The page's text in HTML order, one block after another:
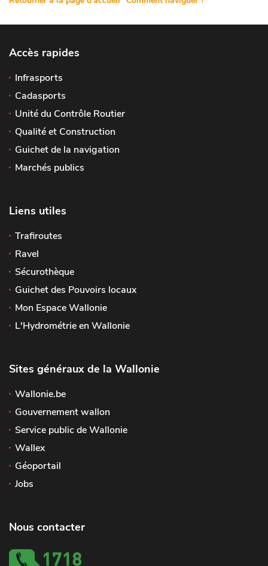
Accès rapides
Infrasports
Cadasports
Unité du Contrôle Routier
Qualité et Construction
Guichet de la navigation
Marchés publics
Liens utiles
Trafiroutes
Ravel
Sécurothèque
Guichet des Pouvoirs locaux
Mon Espace Wallonie
L'Hydrométrie en Wallonie
Sites généraux de la Wallonie
Wallonie.be
Gouvernement wallon
Service public de Wallonie
Wallex
Géoportail
Jobs
Nous contacter